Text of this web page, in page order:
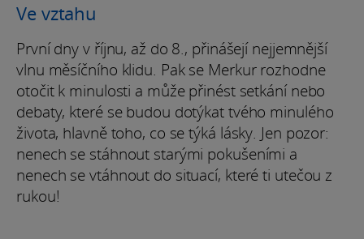
Ve vztahu
První dny v říjnu, až do 8., přinášejí nejjemnější
vlnu měsíčního klidu. Pak se Merkur rozhodne
otočit k minulosti a může přinést setkání nebo
debaty, které se budou dotýkat tvého minulého
života, hlavně toho, co se týká lásky. Jen pozor:
nenech se stáhnout starými pokušeními a
nenech se vtáhnout do situací, které ti utečou z
rukou!